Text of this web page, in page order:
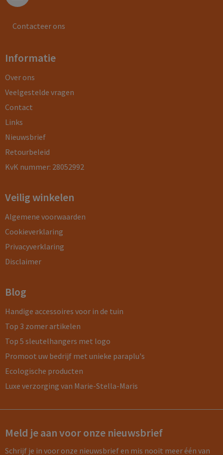
Contacteer ons
Informatie
Over ons
Veelgestelde vragen
Contact
Links
Nieuwsbrief
Retourbeleid
KvK nummer: 28052992
Veilig winkelen
Algemene voorwaarden
Cookieverklaring
Privacyverklaring
Disclaimer
Blog
Handige accessoires voor in de tuin
Top 3 zomer artikelen
Top 5 sleutelhangers met logo
Promoot uw bedrijf met unieke paraplu's
Ecologische producten
Luxe verzorging van Marie-Stella-Maris
Meld je aan voor onze nieuwsbrief
Schrijf je in voor onze nieuwsbrief en mis nooit meer één van